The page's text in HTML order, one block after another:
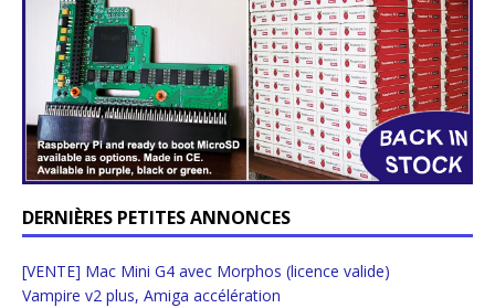
DERNIÈRES PETITES ANNONCES
[VENTE] Mac Mini G4 avec Morphos (licence valide)
Vampire v2 plus, Amiga accélération